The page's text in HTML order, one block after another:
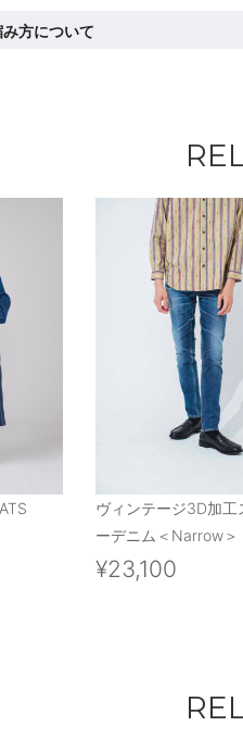
方について
ヴィンテージ3D加工
ーデニム＜Narrow＞
¥23,100